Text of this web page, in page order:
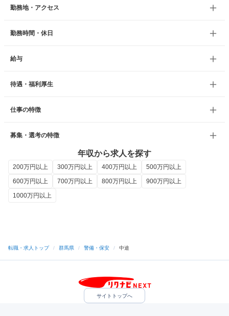
勤務地・アクセス
勤務時間・休日
給与
待遇・福利厚生
仕事の特徴
募集・選考の特徴
年収から求人を探す
200万円以上 300万円以上 400万円以上
500万円以上
600万円以上
700万円以上 800万円以上
900万円以上
1000万円以上
転職・求人トップ / 群馬県 / 警備・保安 / 中途
サイトトップへ